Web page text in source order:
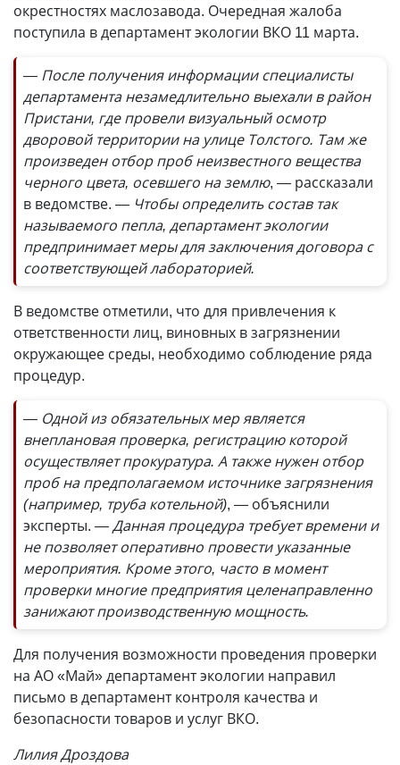
окрестностях маслозавода. Очередная жалоба
поступила в департамент экологии ВКО 11 марта.
— После получения информации специалисты
департамента незамедлительно выехали в район
Пристани, где провели визуальный осмотр
дворовой территории на улице Толстого. Там же
произведен отбор проб неизвестного вещества
черного цвета, осевшего на землю, — рассказали
в ведомстве. — Чтобы определить состав так
называемого пепла, департамент экологии
предпринимает меры для заключения договора с
соответствующей лабораторией.
В ведомстве отметили, что для привлечения к
ответственности лиц, виновных в загрязнении
окружающее среды, необходимо соблюдение ряда
процедур.
— Одной из обязательных мер является
внеплановая проверка, регистрацию которой
осуществляет прокуратура. А также нужен отбор
проб на предполагаемом источнике загрязнения
(например, труба котельной), — объяснили
эксперты. — Данная процедура требует времени и
не позволяет оперативно провести указанные
мероприятия. Кроме этого, часто в момент
проверки многие предприятия целенаправленно
занижают производственную мощность.
Для получения возможности проведения проверки
на АО «Май» департамент экологии направил
письмо в департамент контроля качества и
безопасности товаров и услуг ВКО.
Лилия Дроздова